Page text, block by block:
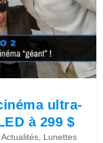
ultra-
à 299 $
Actualités, Lunettes